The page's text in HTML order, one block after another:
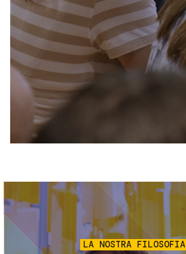
Servizi e accessibilità
Contatti
FAQ
Biglietti
Immagine
LA NOSTRA FILOSOFIA